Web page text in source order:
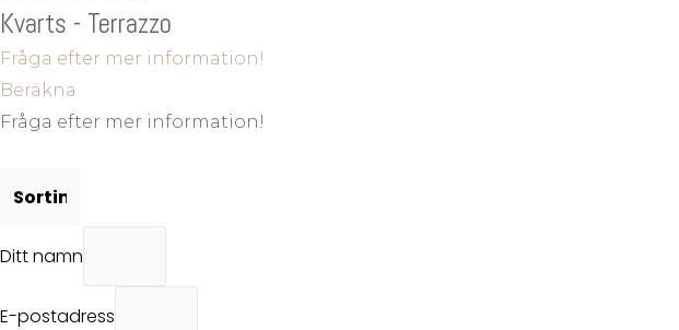
Kvarts - Terrazzo
Fråga efter mer information!
Beräkna
Fråga efter mer information!
Ditt namn
E-postadress